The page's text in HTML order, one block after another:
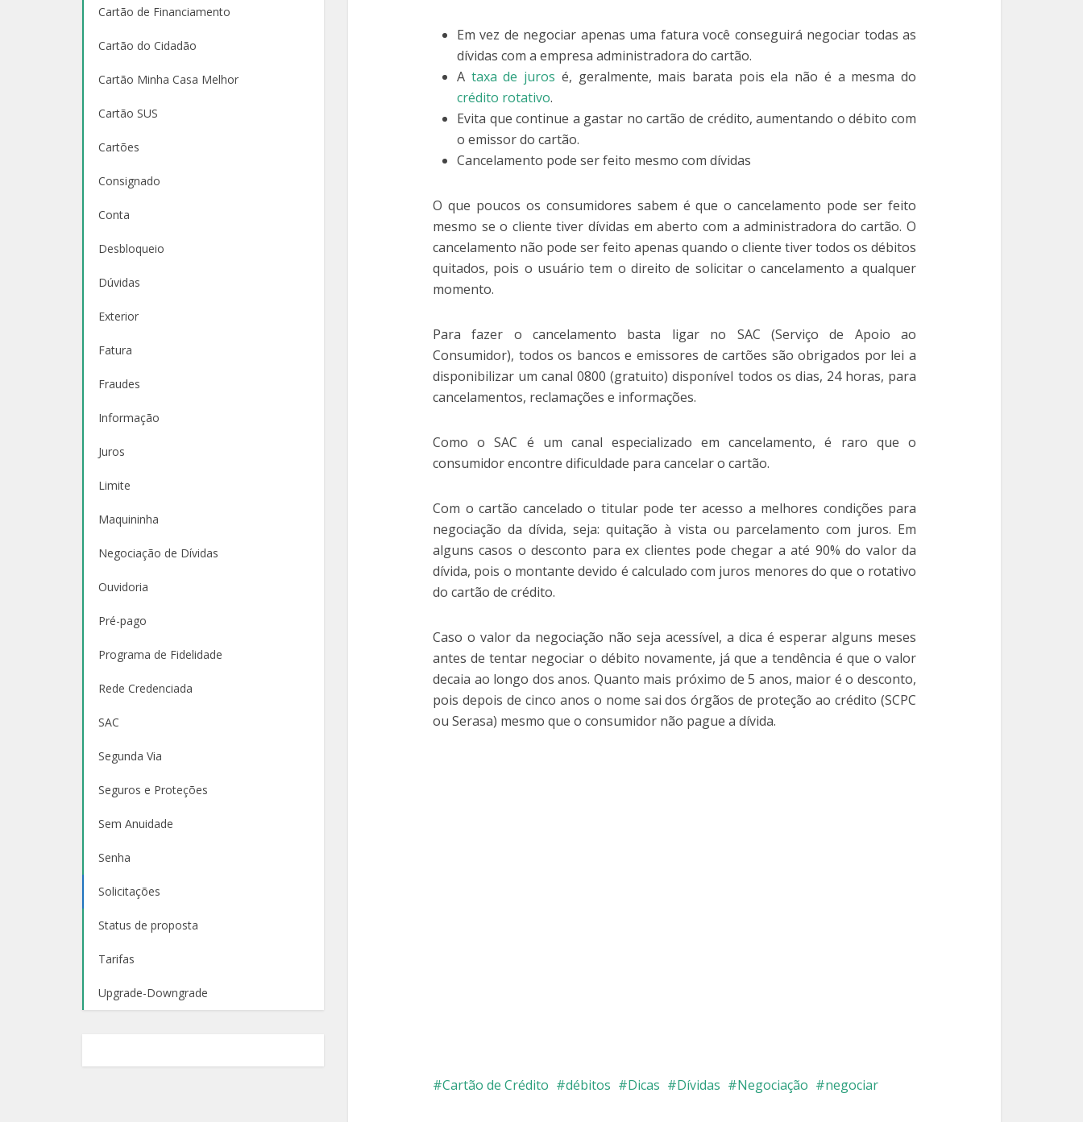
Cartão de Financiamento
Cartão do Cidadão
Cartão Minha Casa Melhor
Cartão SUS
Cartões
Consignado
Conta
Desbloqueio
Dúvidas
Exterior
Fatura
Fraudes
Informação
Juros
Limite
Maquininha
Negociação de Dívidas
Ouvidoria
Pré-pago
Programa de Fidelidade
Rede Credenciada
SAC
Segunda Via
Seguros e Proteções
Sem Anuidade
Senha
Solicitações
Status de proposta
Tarifas
Upgrade-Downgrade
Em vez de negociar apenas uma fatura você conseguirá negociar todas as
dívidas com a empresa administradora do cartão.
A taxa de juros é, geralmente, mais barata pois ela não é a mesma do
crédito rotativo.
Evita que continue a gastar no cartão de crédito, aumentando o débito com
o emissor do cartão.
Cancelamento pode ser feito mesmo com dívidas
O que poucos os consumidores sabem é que o cancelamento pode ser feito
mesmo se o cliente tiver dívidas em aberto com a administradora do cartão. O
cancelamento não pode ser feito apenas quando o cliente tiver todos os débitos
quitados, pois o usuário tem o direito de solicitar o cancelamento a qualquer
momento.
Para fazer o cancelamento basta ligar no SAC (Serviço de Apoio ao
Consumidor), todos os bancos e emissores de cartões são obrigados por lei a
disponibilizar um canal 0800 (gratuito) disponível todos os dias, 24 horas, para
cancelamentos, reclamações e informações.
Como o SAC é um canal especializado em cancelamento, é raro que o
consumidor encontre dificuldade para cancelar o cartão.
Com o cartão cancelado o titular pode ter acesso a melhores condições para
negociação da dívida, seja: quitação à vista ou parcelamento com juros. Em
alguns casos o desconto para ex clientes pode chegar a até 90% do valor da
dívida, pois o montante devido é calculado com juros menores do que o rotativo
do cartão de crédito.
Caso o valor da negociação não seja acessível, a dica é esperar alguns meses
antes de tentar negociar o débito novamente, já que a tendência é que o valor
decaia ao longo dos anos. Quanto mais próximo de 5 anos, maior é o desconto,
pois depois de cinco anos o nome sai dos órgãos de proteção ao crédito (SCPC
ou Serasa) mesmo que o consumidor não pague a dívida.
Cartão de Crédito débitos Dicas Dívidas Negociação negociar